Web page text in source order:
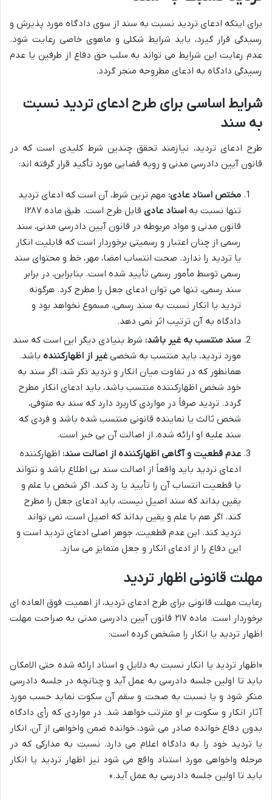
برای اینکه ادعای تردید نسبت به سند از سوی دادگاه مورد پذیرش و
رسیدگی قرار گیرد، باید شرایط شکلی و ماهوی خاصی رعایت شود.
عدم رعایت این شرایط می تواند به سلب حق دفاع از طرفین یا عدم
رسیدگی دادگاه به ادعای مطروحه منجر گردد.
شرایط اساسی برای طرح ادعای تردید نسبت
به سند
طرح ادعای تردید، نیازمند تحقق چندین شرط کلیدی است که در
قانون آیین دادرسی مدنی و رویه قضایی مورد تأکید قرار گرفته اند:
مختص اسناد عادی: مهم ترین شرط، آن است که ادعای تردید
تنها نسبت به اسناد عادی
قابل طرح است. طبق ماده ۱۲۸۷
قانون مدنی و مواد مربوطه در قانون آیین دادرسی مدنی، سند
رسمی از چنان اعتبار و رسمیتی برخوردار است که قابلیت انکار
یا تردید را ندارد. صحت انتساب امضا، مهر، خط و محتوای سند
رسمی توسط مأمور رسمی تأیید شده است. بنابراین، در برابر
سند رسمی، تنها می توان ادعای جعل را مطرح کرد. هرگونه
تردید یا انکار نسبت به سند رسمی، مسموع نخواهد بود و
دادگاه به آن ترتیب اثر نمی دهد.
سند منتسب به غیر باشد: شرط بنیادی دیگر این است که سند
مورد تردید، باید منتسب به شخصی غیر از اظهارکننده باشد.
همانطور که در تفاوت میان انکار و تردید ذکر شد، اگر سند به
خود شخص اظهارکننده منتسب باشد، باید ادعای انکار مطرح
گردد. تردید صرفاً در مواردی کاربرد دارد که سند به متوفی،
شخص ثالث یا نماینده قانونی منتسب شده باشد و فردی که
سند علیه او ارائه شده، از اصالت آن بی خبر است.
عدم قطعیت و آگاهی اظهارکننده از اصالت سند: اظهارکننده
ادعای تردید باید واقعاً از اصالت سند بی اطلاع باشد و نتواند
با قطعیت انتساب آن را تأیید یا رد کند. اگر شخص با علم و
یقین بداند که سند اصیل نیست، باید ادعای جعل را مطرح
کند. اگر هم با علم و یقین بداند که اصیل است، نمی تواند
تردید کند. این عدم قطعیت، جوهر اصلی ادعای تردید است و
این دفاع را از ادعای انکار و جعل متمایز می سازد.
مهلت قانونی اظهار تردید
رعایت مهلت قانونی برای طرح ادعای تردید، از اهمیت فوق العاده ای
برخوردار است. ماده ۲۱۷ قانون آیین دادرسی مدنی به صراحت مهلت
اظهار تردید یا انکار را مشخص کرده است:
«اظهار تردید یا انکار نسبت به دلایل و اسناد ارائه شده حتی الامکان
باید تا اولین جلسه دادرسی به عمل آید و چنانچه در جلسه دادرسی
منکر شود و یا نسبت به صحت و سقم آن سکوت نماید حسب مورد
آثار انکار و سکوت بر او مترتب خواهد شد. در مواردی که رأی دادگاه
بدون دفاع خوانده صادر می شود، خوانده ضمن واخواهی از آن، انکار
یا تردید خود را به دادگاه اعلام می دارد. نسبت به مدارکی که در
مرحله واخواهی مورد استناد واقع می شود نیز اظهار تردید یا انکار
باید تا اولین جلسه دادرسی به عمل آید.»